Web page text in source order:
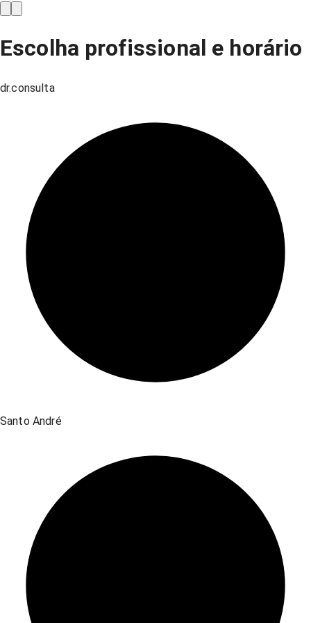
Escolha profissional e horário
dr.consulta
Santo André